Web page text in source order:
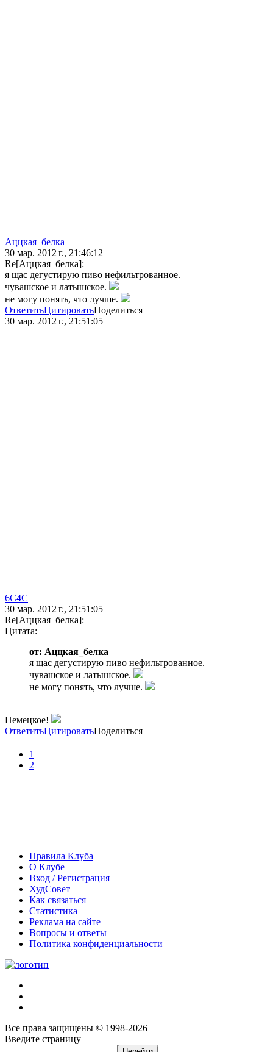
Аццкая_белка
30 мар. 2012 г., 21:46:12
Re[Аццкая_белка]:
я щас дегустирую пиво нефильтрованное.
чувашское и латышское.
не могу понять, что лучше.
ОтветитьЦитироватьПоделиться
30 мар. 2012 г., 21:51:05
6C4C
30 мар. 2012 г., 21:51:05
Re[Аццкая_белка]:
Цитата:
от: Аццкая_белка
я щас дегустирую пиво нефильтрованное.
чувашское и латышское.
не могу понять, что лучше.
Немецкое!
ОтветитьЦитироватьПоделиться
1
2
Правила Клуба
О Клубе
Вход / Регистрация
ХудСовет
Как связаться
Статистика
Реклама на сайте
Вопросы и ответы
Политика конфиденциальности
Все права защищены © 1998-2026
Введите страницу